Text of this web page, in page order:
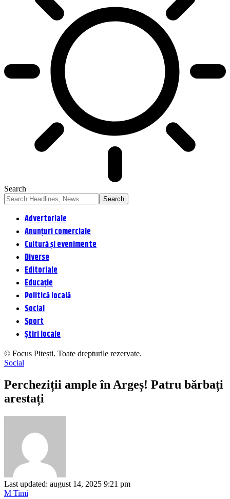
Search
Advertoriale
Anunțuri comerciale
Cultură și evenimente
Diverse
Editoriale
Educație
Politică locală
Social
Sport
Știri locale
© Focus Pitești. Toate drepturile rezervate.
Social
Percheziții ample în Argeș! Patru bărbați
arestați
Last updated: august 14, 2025 9:21 pm
M Timi